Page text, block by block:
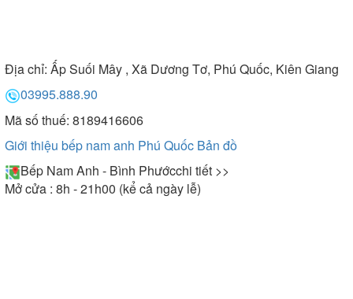
Địa chỉ: Ấp Suối Mây , Xã Dương Tơ, Phú Quốc, Kiên Giang
03995.888.90
Mã số thuế: 8189416606
Giới thiệu bếp nam anh Phú Quốc Bản đồ
Bếp Nam Anh - Bình Phướcchi tiết >>
Mở cửa : 8h - 21h00 (kể cả ngày lễ)